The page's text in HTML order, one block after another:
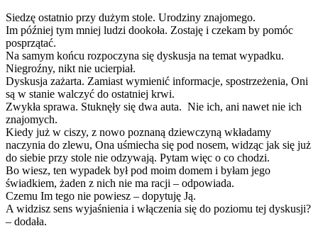
Siedzę ostatnio przy dużym stole. Urodziny znajomego.
Im później tym mniej ludzi dookoła. Zostaję i czekam by pomóc
posprzątać.
Na samym końcu rozpoczyna się dyskusja na temat wypadku.
Niegroźny, nikt nie ucierpiał.
Dyskusja zażarta. Zamiast wymienić informacje, spostrzeżenia, Oni
są w stanie walczyć do ostatniej krwi.
Zwykła sprawa. Stuknęły się dwa auta. Nie ich, ani nawet nie ich
znajomych.
Kiedy już w ciszy, z nowo poznaną dziewczyną wkładamy
naczynia do zlewu, Ona uśmiecha się pod nosem, widząc jak się już
do siebie przy stole nie odzywają. Pytam więc o co chodzi.
Bo wiesz, ten wypadek był pod moim domem i byłam jego
świadkiem, żaden z nich nie ma racji – odpowiada.
Czemu Im tego nie powiesz – dopytuję Ją.
A widzisz sens wyjaśnienia i włączenia się do poziomu tej dyskusji?
– dodała.